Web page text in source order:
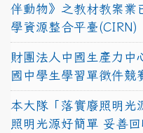
伴動物》之教材教案業
學資源整合平臺(CIRN)
財團法人中國生產力中
國中學生學習單徵件競
本大隊「落實廢照明光
照明光源好簡單 妥善